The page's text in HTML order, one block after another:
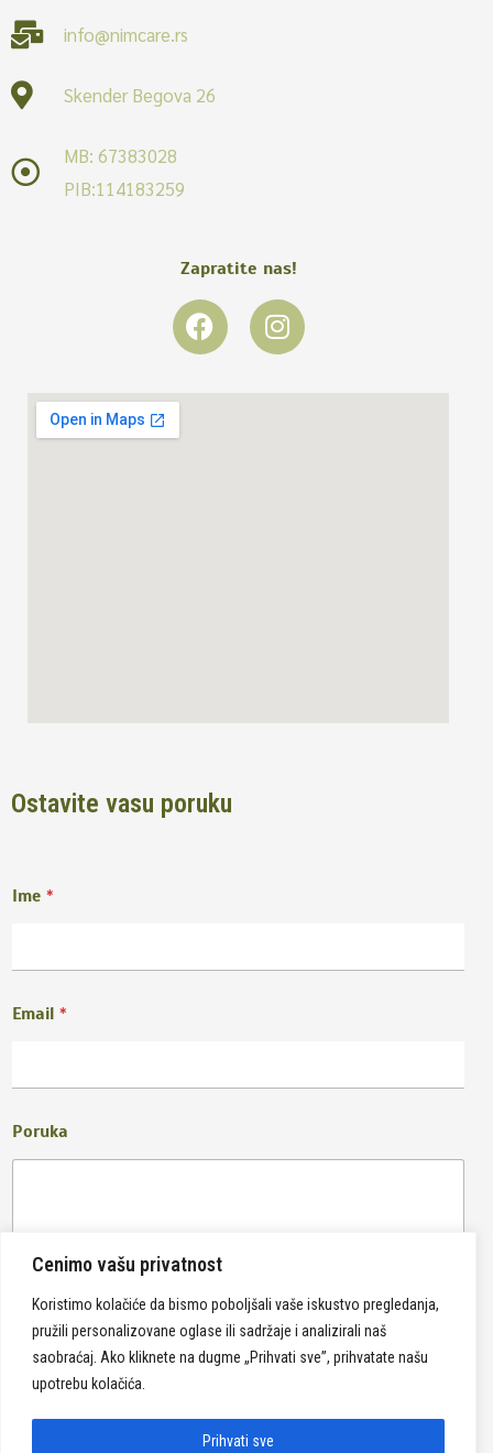
Cenimo vašu privatnost
Koristimo kolačiće da bismo poboljšali vaše iskustvo pregledanja,
pružili personalizovane oglase ili sadržaje i analizirali naš
saobraćaj. Ako kliknete na dugme „Prihvati sve”, prihvatate našu
upotrebu kolačića.
Prihvati sve
info@nimcare.rs
Skender Begova 26
MB: 67383028
PIB:114183259
Zapratite nas!
F
a
I
n
Ostavite vasu poruku
Ime *
Email *
Poruka
Pošalji